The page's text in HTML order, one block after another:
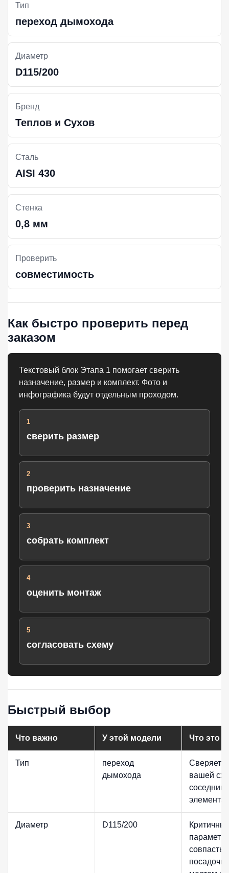
Тип
переход дымохода
Диаметр
D115/200
Бренд
Теплов и Сухов
Сталь
AISI 430
Стенка
0,8 мм
Проверить
совместимость
Как быстро проверить перед
заказом
Текстовый блок Этапа 1 помогает сверить
назначение, размер и комплект. Фото и
инфографика будут отдельным проходом.
1
сверить размер
2
проверить назначение
3
собрать комплект
4
оценить монтаж
5
согласовать схему
Быстрый выбор
Что важно У этой модели Что это
Тип
переход
дымохода
вашей
Диаметр D115/200
совпасть с